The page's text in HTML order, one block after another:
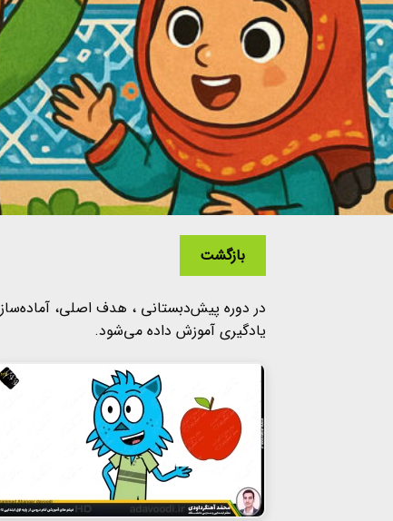
بازگشت
در دوره پیش‌دبستانی ، هدف اصلی،
یادگیری آموزش داده می‌شود.